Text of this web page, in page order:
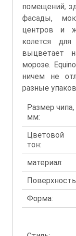
помещений,
фасады,
центров и
колется
выцветает
морозе.
ничем не
разные
Размер чипа,
мм:
Цветовой
тон:
материал:
Форма: